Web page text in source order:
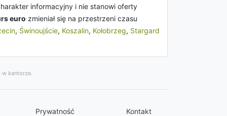
informacyjny i nie stanowi oferty
euro zmieniał się na przestrzeni czasu
, Świnoujście, Koszalin, Kołobrzeg, Stargard
w kantorze.
Prywatność Kontakt